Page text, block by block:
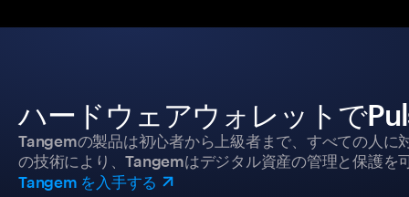
ハードウェアウォレットで
Tangemの製品は初心者から上級者まで、すべての人に
の技術により、Tangemはデジタル資産の管理と保護を
Tangem を入手する